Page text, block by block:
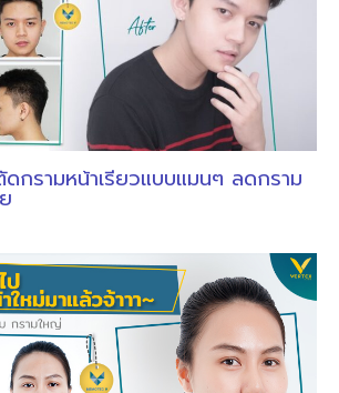
กรามหน้าเรียวแบบแมนๆ ลดกราม